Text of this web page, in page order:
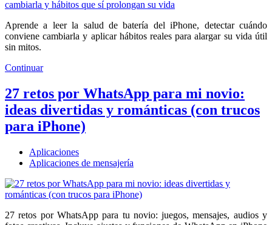
Aprende a leer la salud de batería del iPhone, detectar cuándo
conviene cambiarla y aplicar hábitos reales para alargar su vida útil
sin mitos.
Continuar
27 retos por WhatsApp para mi novio:
ideas divertidas y románticas (con trucos
para iPhone)
Aplicaciones
Aplicaciones de mensajería
27 retos por WhatsApp para tu novio: juegos, mensajes, audios y